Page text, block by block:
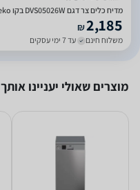
מדיח כלים צר דגם DVS05026W בקו Beko לבן
₪2,185
משלוח חינם עד 7 ימי עסקים
מוצרים שאולי יעניינו אותך